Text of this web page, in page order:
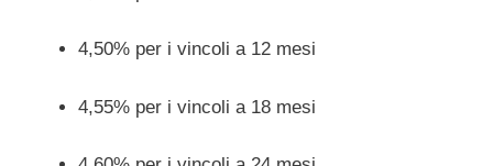
4,50% per i vincoli a 12 mesi
4,55% per i vincoli a 18 mesi